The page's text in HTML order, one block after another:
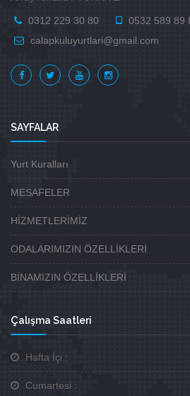
0312 229 30 80
0532 589 89
calapkuluyurtlari@gmail.com
SAYFALAR
Yurt Kuralları
MESAFELER
HİZMETLERİMİZ
ODALARIMIZIN ÖZELLİKLERİ
BİNAMIZIN ÖZELLİKLERİ
Çalışma Saatleri
Hafta İçi :
Cumartesi :